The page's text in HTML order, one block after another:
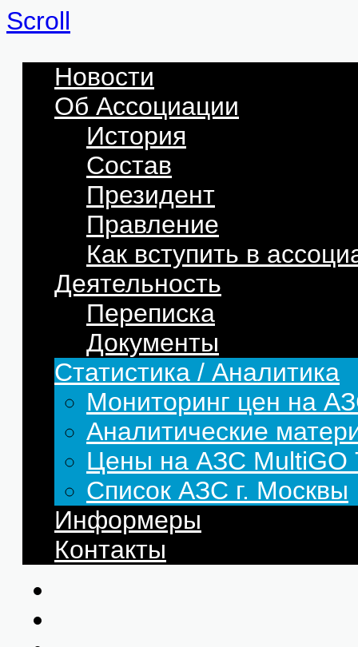
Scroll
Новости
Об Ассоциации
История
Состав
Президент
Правление
Как вступить в
Деятельность
Переписка
Документы
Статистика / Аналитика
Мониторинг цен на
Аналитические
Цены на АЗС
Список АЗС г. Москвы
Информеры
Контакты